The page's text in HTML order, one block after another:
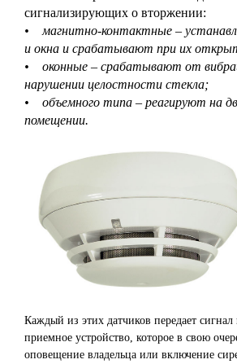
сигнализирующих о вторжении:
• магнитно-контактные –
и окна и срабатывают при их
• оконные – срабатывают от
нарушении целостности стекла;
• объемного типа – реагируют на
помещении.
Каждый из этих датчиков передает сигнал
приемное устройство, которое в свою
оповещение владельца или включение